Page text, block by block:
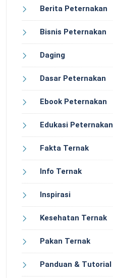
Berita Peternakan
Bisnis Peternakan
Daging
Dasar Peternakan
Ebook Peternakan
Edukasi Peternakan
Fakta Ternak
Info Ternak
Inspirasi
Kesehatan Ternak
Pakan Ternak
Panduan & Tutorial